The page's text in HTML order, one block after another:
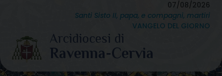
content
07/08/2026
Santi Sisto II, papa, e compagni, martiri
VANGELO DEL GIORNO